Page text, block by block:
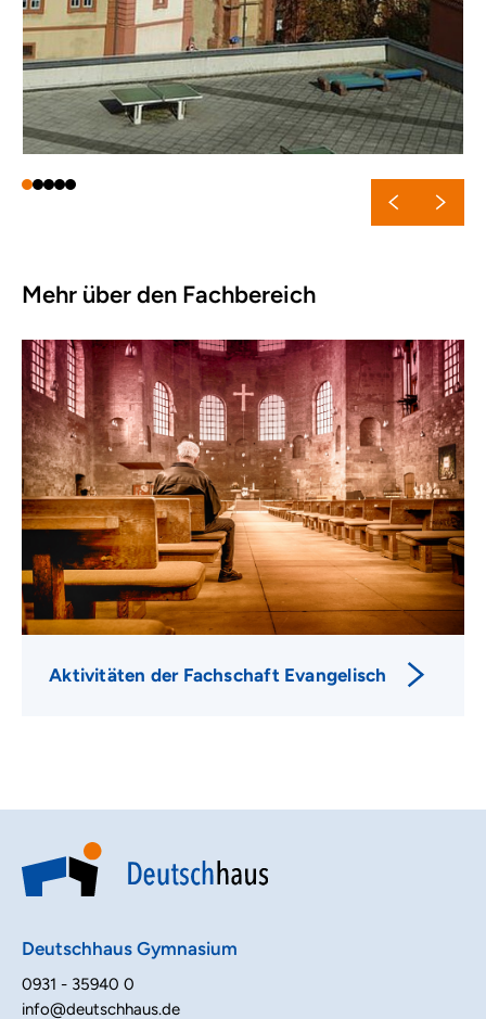
Mehr über den Fachbereich
Aktivitäten der Fachschaft Evangelisch
Deutschhaus Gymnasium
0931 - 35940 0
info@deutschhaus.de